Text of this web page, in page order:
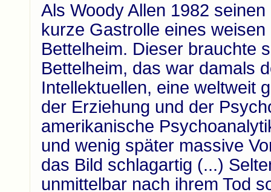
Als Woody Allen 1982
kurze Gastrolle eines
Bettelheim. Dieser brauchte
Bettelheim, das war damals
Intellektuellen, eine weltweit
der Erziehung und der
amerikanische
und wenig später massive
das Bild schlagartig (...)
unmittelbar nach ihrem Tod